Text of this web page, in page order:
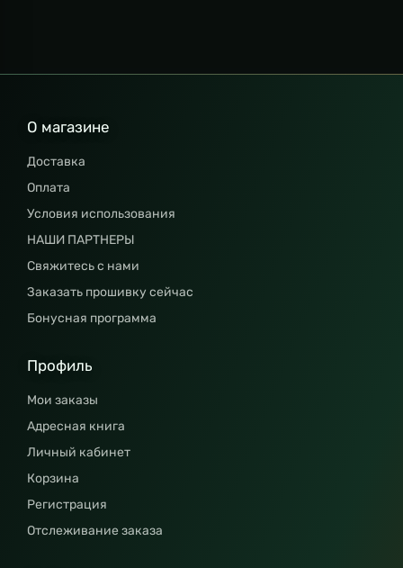
О магазине
Доставка
Оплата
Условия использования
НАШИ ПАРТНЕРЫ
Свяжитесь с нами
Заказать прошивку сейчас
Бонусная программа
Профиль
Мои заказы
Адресная книга
Личный кабинет
Корзина
Регистрация
Отслеживание заказа